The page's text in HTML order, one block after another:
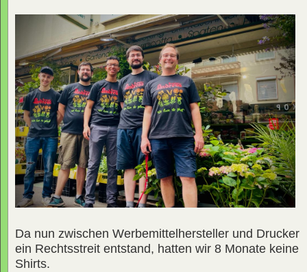
Da nun zwischen Werbemittelhersteller und Drucker
ein Rechtsstreit entstand, hatten wir 8 Monate keine
Shirts.